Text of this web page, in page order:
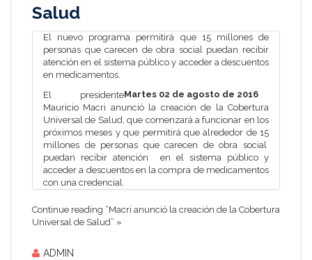
Salud
El nuevo programa permitirá que 15 millones de
personas que carecen de obra social puedan recibir
atención en el sistema público y acceder a descuentos
en medicamentos.
Martes 02 de agosto de 2016
El presidente
Mauricio Macri anunció la creación de la Cobertura
Universal de Salud, que comenzará a funcionar en los
próximos meses y que permitirá que alrededor de 15
millones de personas que carecen de obra social
puedan recibir atención en el sistema público y
acceder a descuentos en la compra de medicamentos
con una credencial.
Continue reading “Macri anunció la creación de la Cobertura
Universal de Salud” »
ADMIN